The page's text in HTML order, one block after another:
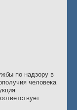
по надзору в
человека